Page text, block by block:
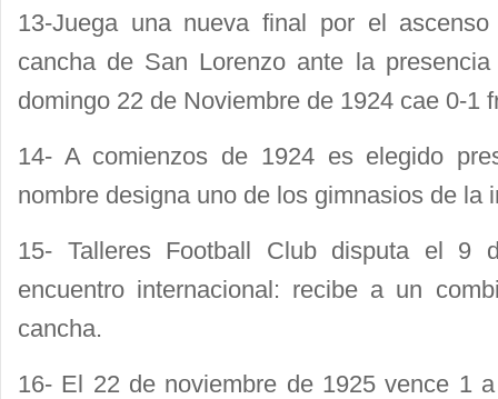
13-Juega una nueva final por el
cancha de San Lorenzo ante la
domingo 22 de Noviembre de 1924 cae 0-1
14- A comienzos de 1924 es elegido
nombre designa uno de los gimnasios de la
15- Talleres Football Club disputa el 9
encuentro internacional: recibe a un
cancha.
16- El 22 de noviembre de 1925 vence 1